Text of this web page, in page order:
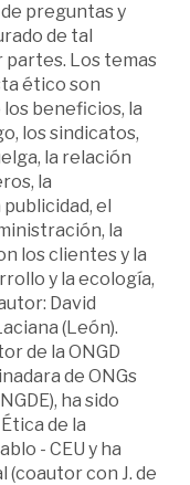
preguntas y
de tal
partes. Los temas
ético son
beneficios, la
los sindicatos,
la relación
la
el
la
los clientes y la
y la ecología,
David
(León).
de la ONGD
de ONGs
ha sido
de la
- CEU y ha
(coautor con J. de